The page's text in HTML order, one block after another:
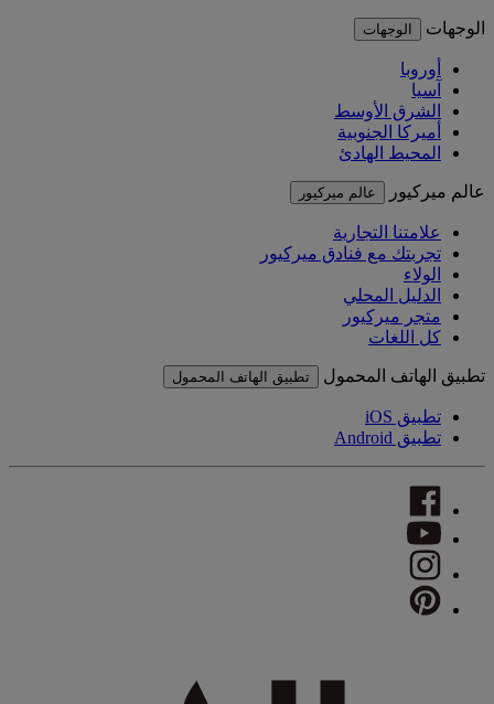
الوجهات الوجهات
أوروبا
آسيا
الشرق الأوسط
أميركا الجنوبية
المحيط الهادئ
عالم ميركيور عالم ميركيور
علامتنا التجارية
تجربتك مع فنادق ميركيور
الولاء
الدليل المحلي
متجر ميركيور
كل اللغات
تطبيق الهاتف المحمول تطبيق الهاتف المحمول
تطبيق iOS
تطبيق Android